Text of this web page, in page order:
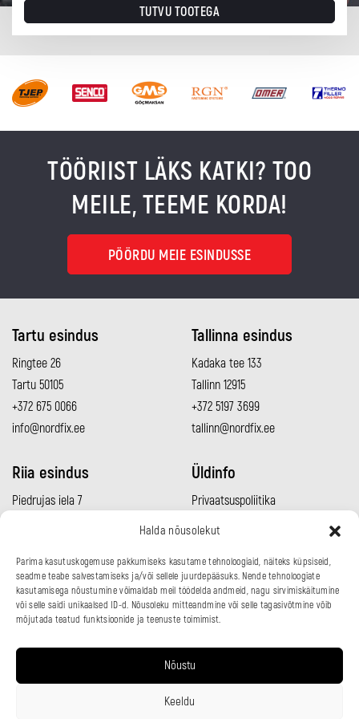
Halda nõusolekut
Parima kasutuskogemuse pakkumiseks kasutame tehnoloogiaid, näiteks küpsiseid,
seadme teabe salvestamiseks ja/või sellele juurdepääsuks. Nende tehnoloogiate
kasutamisega nõustumine võimaldab meil töödelda andmeid, nagu sirvimiskäitumine
või selle saidi unikaalsed ID-d. Nõusoleku mitteandmine või selle tagasivõtmine võib
mõjutada teatud funktsioonide ja teenuste toimimist.
Nõustu
Keeldu
TUTVU TOOTEGA
TÖÖRIIST LÄKS KATKI? TOO
MEILE, TEEME KORDA!
PÖÖRDU MEIE ESINDUSSE
Tartu esindus
Ringtee 26
Tartu 50105
+372 675 0066
info@nordfix.ee
Tallinna esindus
Kadaka tee 133
Tallinn 12915
+372 5197 3699
tallinn@nordfix.ee
Riia esindus
Piedrujas iela 7
info@nordfix.lv
Üldinfo
Privaatsuspoliitika
Müügitingimused
Kontakt